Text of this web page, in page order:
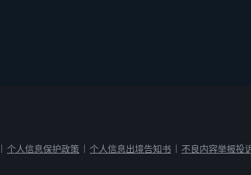
个人信息保护政策 个人信息出境告知书
不良内容举报投